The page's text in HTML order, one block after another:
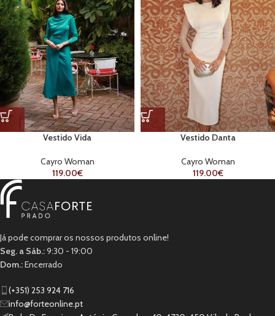
Vestido Vida
Cayro Woman
119.00€
Vestido Danta
Cayro Woman
119.00€
Já pode comprar os nossos produtos online!
Seg. a Sáb.:9:30 - 19:00
Dom.:Encerrado
(+351) 253 924 716
info@forteonline.pt